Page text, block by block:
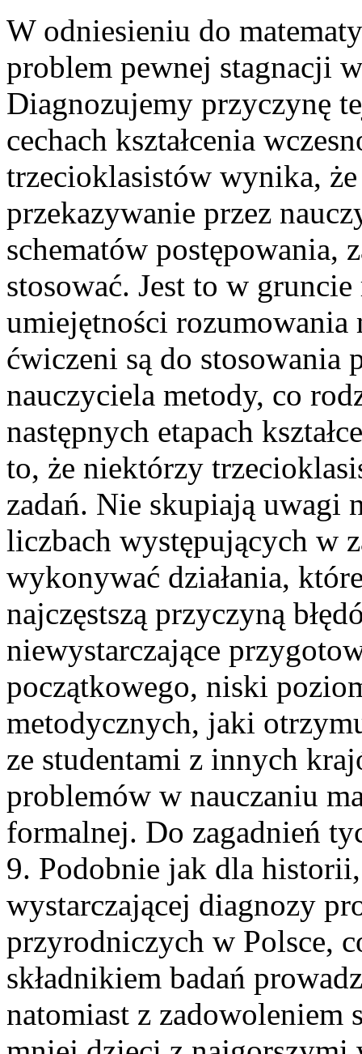
W odniesieniu do
problem pewnej stagnacji
Diagnozujemy przyczynę
cechach kształcenia
trzecioklasistów wynika,
przekazywanie przez
schematów postępowania,
stosować. Jest to w
umiejętności rozumowania
ćwiczeni są do stosowania
nauczyciela metody, co
następnych etapach
to, że niektórzy
zadań. Nie skupiają uwagi
liczbach występujących w
wykonywać działania,
najczęstszą przyczyną
niewystarczające
początkowego, niski
metodycznych, jaki
ze studentami z innych
problemów w nauczaniu
formalnej. Do zagadnień
9. Podobnie jak dla
wystarczającej diagnozy
przyrodniczych w Polsce,
składnikiem badań
natomiast z zadowoleniem